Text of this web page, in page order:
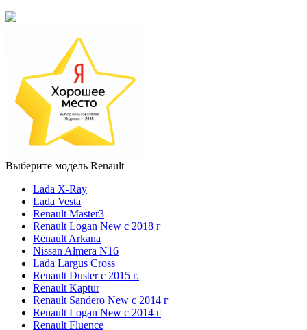
Выберите модель Renault
Lada X-Ray
Lada Vesta
Renault Master3
Renault Logan New с 2018 г
Renault Arkana
Nissan Almera N16
Lada Largus Cross
Renault Duster с 2015 г.
Renault Kaptur
Renault Sandero New с 2014 г
Renault Logan New с 2014 г
Renault Fluence